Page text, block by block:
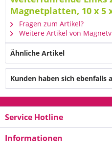
Magnetplatten, 10 x 5
Fragen zum Artikel?
Weitere Artikel von
Ähnliche Artikel
Kunden haben sich ebenfalls
Service Hotline
Informationen